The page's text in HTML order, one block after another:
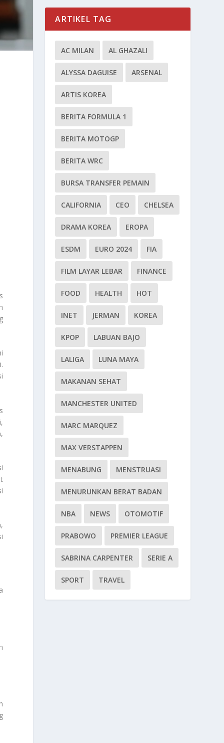
ARTIKEL TAG
AC MILAN AL GHAZALI
ALYSSA DAGUISE ARSENAL
ARTIS KOREA
BERITA FORMULA 1
BERITA MOTOGP
BERITA WRC
BURSA TRANSFER PEMAIN
CALIFORNIA CEO CHELSEA
DRAMA KOREA EROPA
ESDM EURO 2024 FIA
FILM LAYAR LEBAR FINANCE
FOOD HEALTH HOT
INET JERMAN KOREA
KPOP LABUAN BAJO
LALIGA LUNA MAYA
MAKANAN SEHAT
MANCHESTER UNITED
MARC MARQUEZ
MAX VERSTAPPEN
MENABUNG MENSTRUASI
MENURUNKAN BERAT BADAN
NBA NEWS OTOMOTIF
PRABOWO PREMIER LEAGUE
SABRINA CARPENTER SERIE A
SPORT TRAVEL